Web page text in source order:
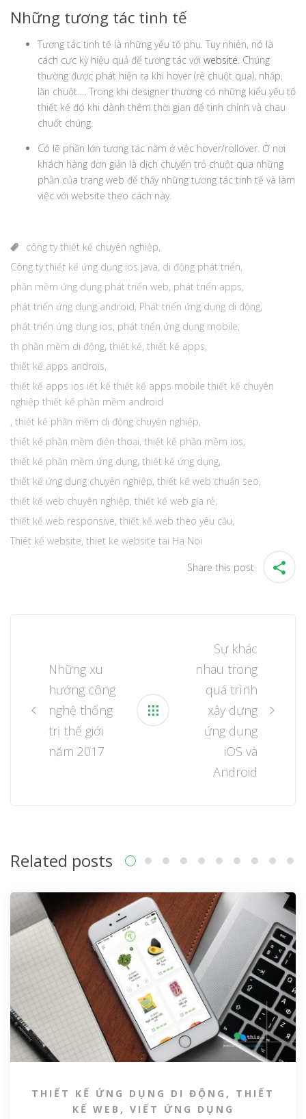
Những tương tác tinh tế
Tương tác tinh tế là những yếu tố phụ. Tuy nhiên, nó là
cách cực kỳ hiệu quả để tương tác với website. Chúng
thường được phát hiện ra khi hover (rê chuột qua), nhấp,
lăn chuột…. Trong khi designer thường có những kiểu yếu tố
thiết kế đó khi dành thêm thời gian để tinh chỉnh và chau
chuốt chúng.
Có lẽ phần lớn tương tác nằm ở việc hover/rollover. Ở nơi
khách hàng đơn giản là dịch chuyển trỏ chuột qua những
phần của trang web để thấy những tương tác tinh tế và làm
việc với website theo cách này.
công ty thiết kế chuyên nghiệp,
Công ty thiết kế ứng dụng ios java, di động phát triển,
phần mềm ứng dụng phát triển web, phát triển apps,
phát triển ứng dụng android, Phát triển ứng dụng di động,
phát triển ứng dụng ios, phát triển ứng dụng mobile,
th phần mềm di động, thiết kế, thiết kế apps,
thiết kế apps androis,
thiết kế apps ios iết kế thiết kế apps mobile thiết kế chuyên
nghiệp thiết kế phần mềm android
, thiết kế phần mềm di động chuyên nghiệp,
thiết kế phần mềm điện thoại, thiết kế phần mềm ios,
thiết kế phần mềm ứng dụng, thiết kế ứng dụng,
thiết kế ứng dụng chuyên nghiệp, thiết kế web chuẩn seo,
thiết kế web chuyên nghiệp, thiết kế web gía rẻ,
thiết kế web responsive, thiết kế web theo yêu cầu,
Thiêt kế website, thiet ke website tai Ha Noi
Share this post
Những xu
hướng công
nghệ thống
trị thế giới
năm 2017
Sự khác
nhau trong
quá trình
xây dựng
ứng dụng
iOS và
Android
Related posts
THIẾT KẾ ỨNG DỤNG DI ĐỘNG , THIẾT
KẾ WEB , VIẾT ỨNG DỤNG